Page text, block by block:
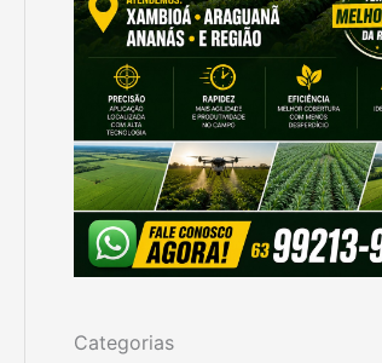
Categorias